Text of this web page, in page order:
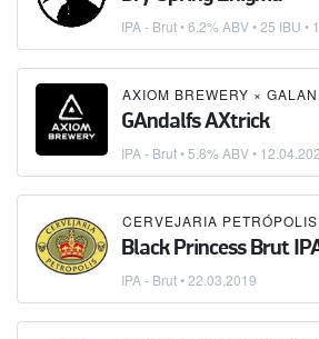
IPA - Brut• 6.2% ABV • 25 IBU •
AXIOM BREWERY × GALANTSKÝ REMESELNÝ PIVOVAR GALGAN
GAndalfs AXtrick
IPA - Brut• 5.8% ABV •
CERVEJARIA PETRÓPOLIS
Black Princess Brut
IPA - Brut•22.03.2019